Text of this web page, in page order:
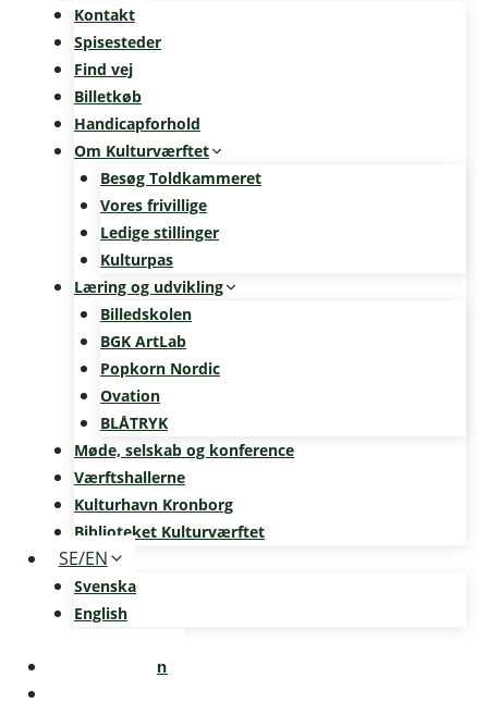
Kontakt
Spisesteder
Find vej
Billetkøb
Handicapforhold
Om Kulturværftet
Besøg Toldkammeret
Vores frivillige
Ledige stillinger
Kulturpas
Læring og udvikling
Billedskolen
BGK ArtLab
Popkorn Nordic
Ovation
BLÅTRYK
Møde, selskab og konference
Værftshallerne
Kulturhavn Kronborg
Biblioteket Kulturværftet
SE/EN
Svenska
English
Kalenderen